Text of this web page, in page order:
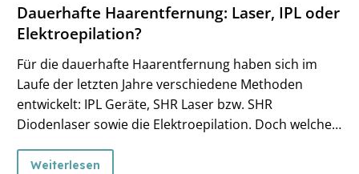
Dauerhafte Haarentfernung: Laser, IPL oder
Elektroepilation?
Für die dauerhafte Haarentfernung haben sich im
Laufe der letzten Jahre verschiedene Methoden
entwickelt: IPL Geräte, SHR Laser bzw. SHR
Diodenlaser sowie die Elektroepilation. Doch welches
nachhaltig?
Weiterlesen